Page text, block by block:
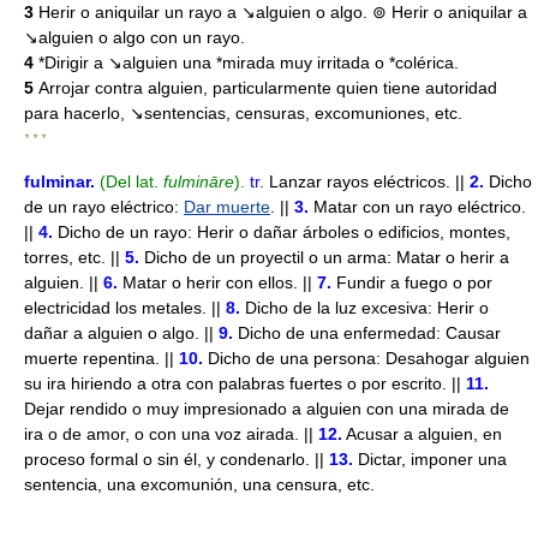
3 Herir o aniquilar un rayo a ↘alguien o algo. ⊚ Herir o aniquilar a
↘alguien o algo con un rayo.
4 *Dirigir a ↘alguien una *mirada muy irritada o *colérica.
5 Arrojar contra alguien, particularmente quien tiene autoridad
para hacerlo, ↘sentencias, censuras, excomuniones, etc.
* * *
fulminar. (Del lat. fulmināre). tr. Lanzar rayos eléctricos. || 2. Dicho
de un rayo eléctrico: Dar muerte . || 3. Matar con un rayo eléctrico.
|| 4. Dicho de un rayo: Herir o dañar árboles o edificios, montes,
torres, etc. || 5. Dicho de un proyectil o un arma: Matar o herir a
alguien. || 6. Matar o herir con ellos. || 7. Fundir a fuego o por
electricidad los metales. || 8. Dicho de la luz excesiva: Herir o
dañar a alguien o algo. || 9. Dicho de una enfermedad: Causar
muerte repentina. || 10. Dicho de una persona: Desahogar alguien
su ira hiriendo a otra con palabras fuertes o por escrito. || 11.
Dejar rendido o muy impresionado a alguien con una mirada de
ira o de amor, o con una voz airada. || 12. Acusar a alguien, en
proceso formal o sin él, y condenarlo. || 13. Dictar, imponer una
sentencia, una excomunión, una censura, etc.